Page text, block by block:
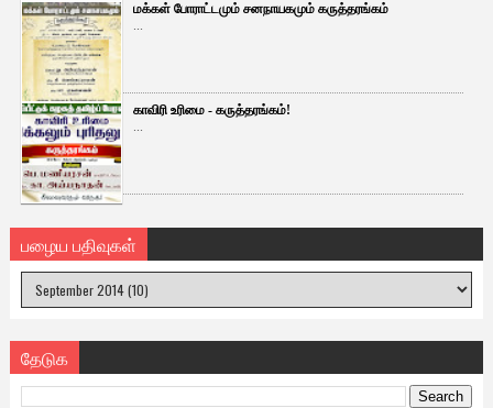
மக்கள் போராட்டமும் சனநாயகமும் கருத்தரங்கம்
...
காவிரி உரிமை - கருத்தரங்கம்!
...
பழைய பதிவுகள்
தேடுக